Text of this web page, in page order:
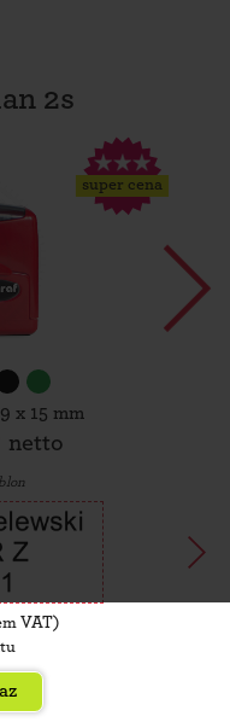
2s
super cena
x 15 mm
netto
VAT)